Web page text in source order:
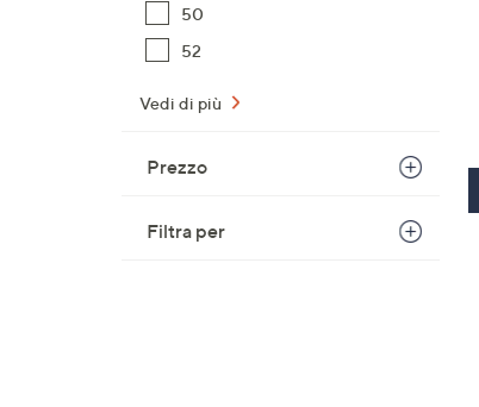
50
52
Vedi di più
Prezzo
Filtra per